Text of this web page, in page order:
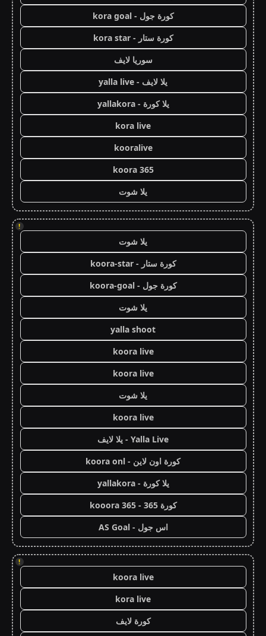
كورة جول - kora goal
كورة ستار - kora star
سوريا لايف
يلا لايف - yalla live
يلا كورة - yallakora
kora live
kooralive
koora 365
يلا شوت
!
يلا شوت
كورة ستار - koora-star
كورة جول - koora-goal
يلا شوت
yalla shoot
koora live
koora live
يلا شوت
koora live
Yalla Live - يلا لايف
كورة اون لاين - koora onl
يلا كورة - yallakora
كورة 365 - kooora 365
اس جول - AS Goal
!
koora live
kora live
كورة لايف